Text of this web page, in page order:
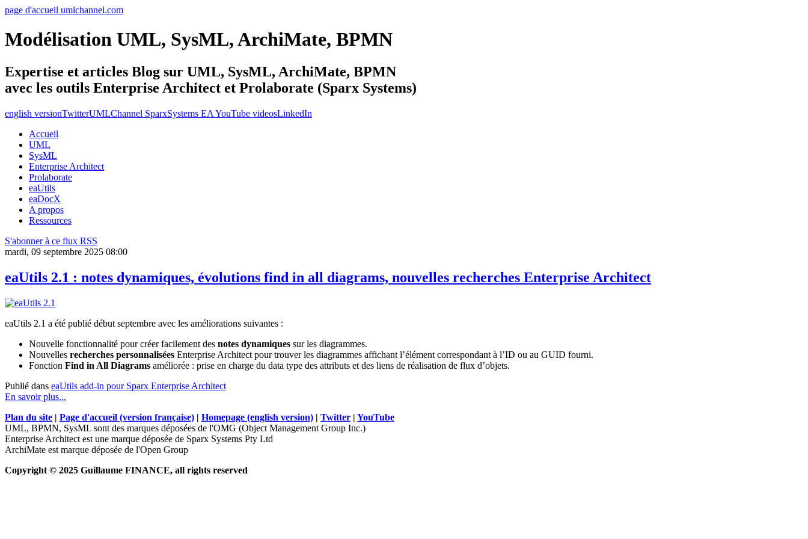
page d'accueil umlchannel.com
Modélisation UML, SysML, ArchiMate, BPMN
Expertise et articles Blog sur UML, SysML, ArchiMate, BPMN
avec les outils Enterprise Architect et Prolaborate (Sparx Systems)
english versionTwitterUMLChannel SparxSystems EA YouTube videosLinkedIn
Accueil
UML
SysML
Enterprise Architect
Prolaborate
eaUtils
eaDocX
A propos
Ressources
S'abonner à ce flux RSS
mardi, 09 septembre 2025 08:00
eaUtils 2.1 : notes dynamiques, évolutions find in all diagrams, nouvelles recherches Enterprise Architect
eaUtils 2.1 a été publié début septembre avec les améliorations suivantes :
Nouvelle fonctionnalité pour créer facilement des notes dynamiques sur les diagrammes.
Nouvelles recherches personnalisées Enterprise Architect pour trouver les diagrammes affichant l’élément correspondant à l’ID ou au GUID fourni.
Fonction Find in All Diagrams améliorée : prise en charge du data type des attributs et des liens de réalisation de flux d’objets.
Publié dans eaUtils add-in pour Sparx Enterprise Architect
En savoir plus...
Plan du site | Page d'accueil (version française) | Homepage (english version) | Twitter | YouTube
UML, BPMN, SysML sont des marques déposées de l'OMG (Object Management Group Inc.)
Enterprise Architect est une marque déposée de Sparx Systems Pty Ltd
ArchiMate est marque déposée de l'Open Group
Copyright © 2025 Guillaume FINANCE, all rights reserved